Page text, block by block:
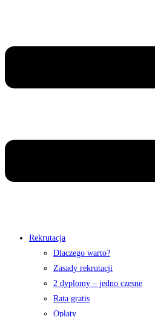
Rekrutacja
Dlaczego warto?
Zasady rekrutacji
2 dyplomy – jedno czesne
Rata gratis
Opłaty